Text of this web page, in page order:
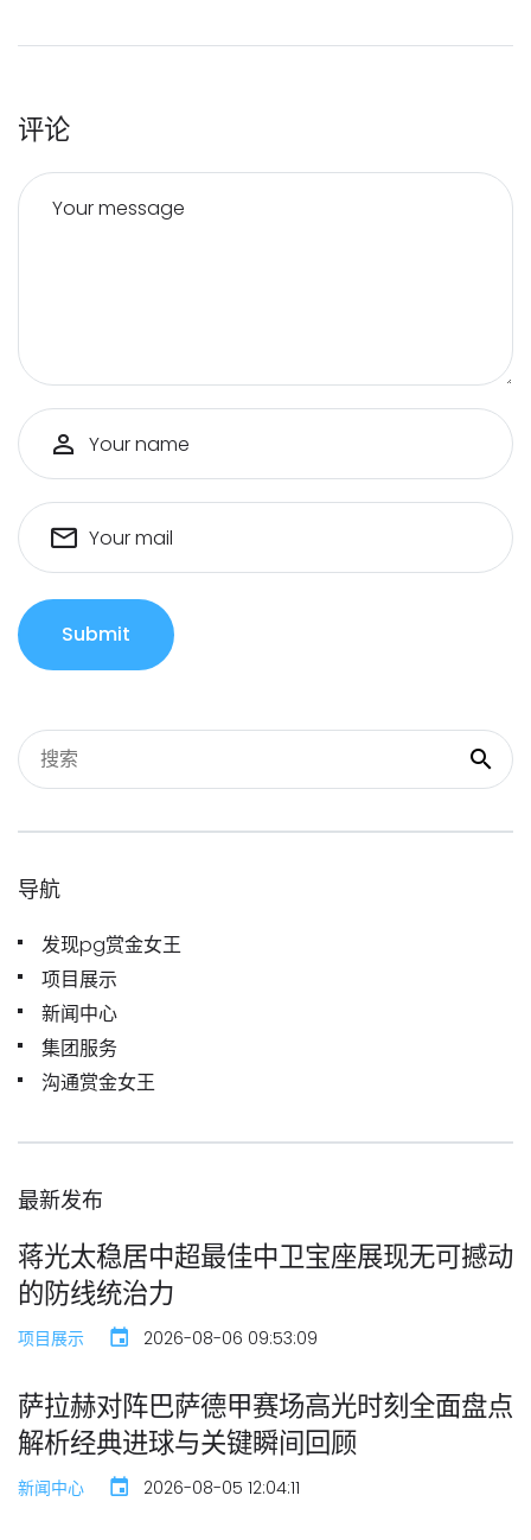
评论
Your message
Your name
Your mail
Submit
导航
发现pg赏金女王
项目展示
新闻中心
集团服务
沟通赏金女王
最新发布
蒋光太稳居中超最佳中卫宝座展现无可撼动
的防线统治力
项目展示 2026-08-06 09:53:09
萨拉赫对阵巴萨德甲赛场高光时刻全面盘点
解析经典进球与关键瞬间回顾
新闻中心 2026-08-05 12:04:11